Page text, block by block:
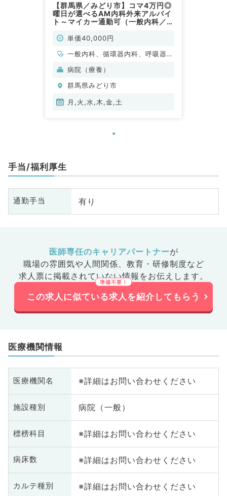
【群馬県／みどり市】コマ4万円◎
曜日が選べるAM内科外来アルバイ
ト～マイカー通勤可（一般内科／非
単価40,000円
一般内科、循環器内科、呼吸器内
科、消化器内科、内分泌・代謝内
科
病院（療養）
群馬県みどり市
月,火,水,木,金,土
手当/福利厚生
通勤手当 有り
医師専任のキャリアパートナーが
職場の雰囲気や人間関係、 教育・研修制度など
求人票に掲載されていない情報をお伝えします。
この求人に似ている求人を紹介してもらう
医療機関情報
医療機関名 ※詳細はお問い合わせください
施設種別 病院（一般）
標榜科目 ※詳細はお問い合わせください
病床数 ※詳細はお問い合わせください
カルテ種別 ※詳細はお問い合わせください